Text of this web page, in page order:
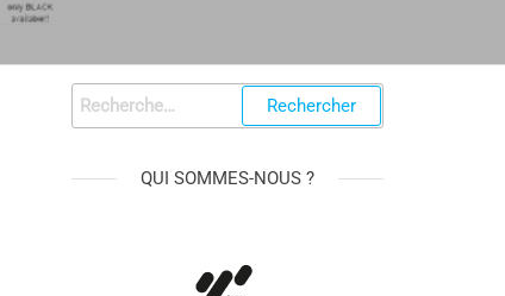
QUI SOMMES-NOUS ?